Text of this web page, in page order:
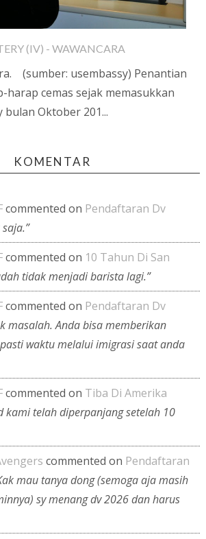
(IV) - WAWANCARA
(sumber: usembassy) Penantian
harap cemas sejak memasukkan
Oktober 201...
KOMENTAR
commented on Pendaftaran Dv
saja.”
commented on 10 Tahun Di San
tidak menjadi barista lagi.”
commented on Pendaftaran Dv
masalah. Anda bisa memberikan
waktu melalui imigrasi saat anda
commented on Tiba Di Amerika
kami telah diperpanjang setelah 10
commented on Pendaftaran
mau tanya dong (semoga aja masih
sy menang dv 2026 dan harus